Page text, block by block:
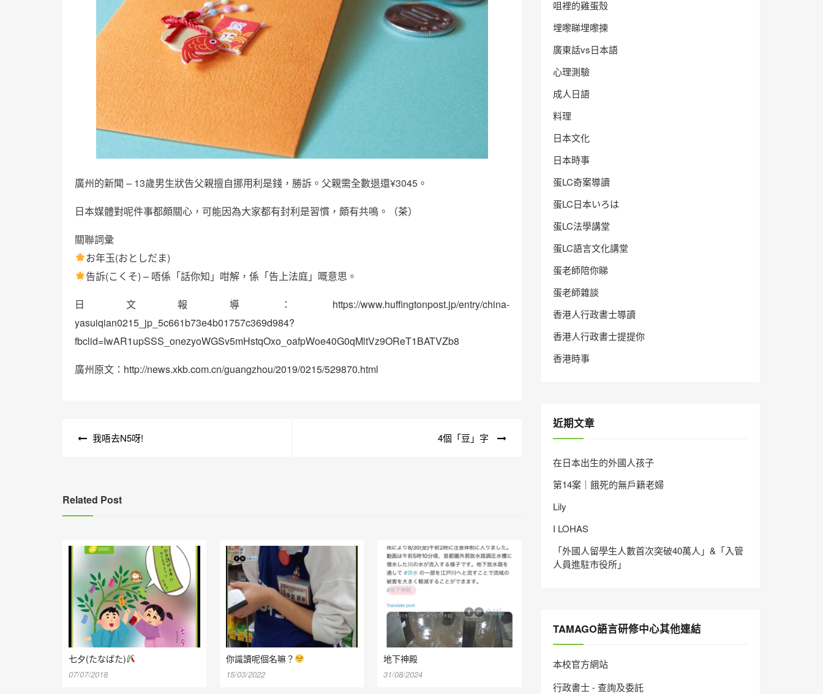
廣州的新聞 – 13歲男生狀告父親擅自挪用利是錢，勝訴。父親需全數退還¥3045。
日本媒體對呢件事都頗關心，可能因為大家都有封利是習慣，頗有共鳴。（茶）
關聯詞彙
お年玉(おとしだま)
告訴(こくそ) – 唔係「話你知」咁解，係「告上法庭」嘅意思。
日文報導： https://www.huffingtonpost.jp/entry/china-
yasuiqian0215_jp_5c661b73e4b01757c369d984?
fbclid=IwAR1upSSS_onezyoWGSv5mHstqOxo_oafpWoe40G0qMltVz9OReT1BATVZb8
廣州原文： http://news.xkb.com.cn/guangzhou/2019/0215/529870.html
我唔去N5呀! 4個「豆」字
Related Post
七夕(たなばた)
07/07/2018
你識讀呢個名嘛？
15/03/2022
地下神殿
31/08/2024
咀裡的雞蛋殼
埋嚟睇埋嚟揀
廣東話vs日本語
心理測驗
成人日語
料理
日本文化
日本時事
蛋LC奇案導讀
蛋LC日本いろは
蛋LC法學講堂
蛋LC語言文化講堂
蛋老師陪你睇
蛋老師雜談
香港人行政書士導讀
香港人行政書士提提你
香港時事
近期文章
在日本出生的外國人孩子
第14案｜餓死的無戶籍老婦
Lily
I LOHAS
「外國人留學生人數首次突破40萬人」&「入管
人員進駐市役所」
TAMAGO語言研修中心其他連結
本校官方網站
行政書士 - 查詢及委託